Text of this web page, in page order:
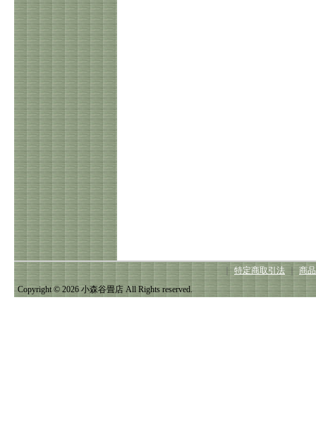
｜ 特定商取引法 ｜ 商
Copyright © 2026 小森谷畳店 All Rights reserved.